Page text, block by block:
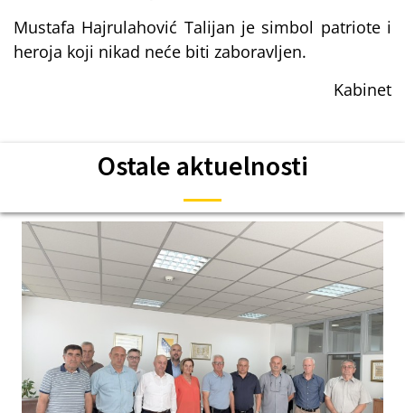
Mustafa Hajrulahović Talijan je simbol patriote i
heroja koji nikad neće biti zaboravljen.
Kabinet
Ostale aktuelnosti